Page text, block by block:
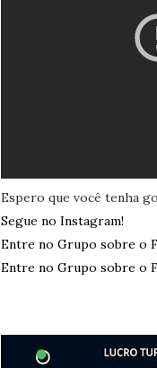
Espero que você tenha
Segue no Instagram!
Entre no Grupo sobre o
Entre no Grupo sobre o